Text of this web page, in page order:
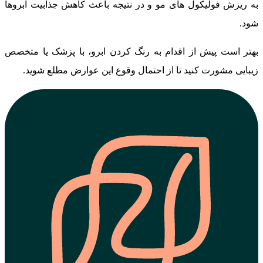
به ریزش فولیکول‌ های مو و در نتیجه باعث کاهش جذابیت ابروها
شود.
بهتر است پیش از اقدام به رنگ کردن ابرو، با پزشک یا متخصص
زیبایی مشورت کنید تا از احتمال وقوع این عوارض مطلع شوید.